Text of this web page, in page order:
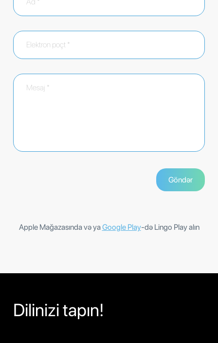
Apple Mağazasında və yaGoogle Play-də Lingo Play alın
Dilinizi tapın!